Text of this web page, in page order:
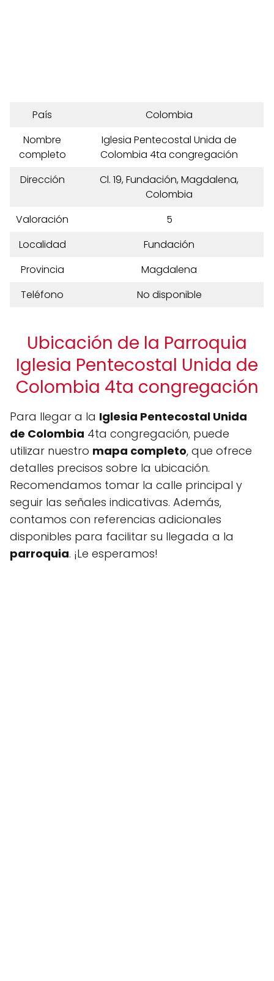
País
Colombia
Nombre
completo
Iglesia Pentecostal Unida de
Colombia 4ta congregación
Dirección
Cl. 19, Fundación, Magdalena,
Colombia
Valoración
5
Localidad
Fundación
Provincia
Magdalena
Teléfono
No disponible
Ubicación de la Parroquia
Iglesia Pentecostal Unida de
Colombia 4ta congregación
Para llegar a la Iglesia Pentecostal Unida
de Colombia 4ta congregación, puede
utilizar nuestro mapa completo, que ofrece
detalles precisos sobre la ubicación.
Recomendamos tomar la calle principal y
seguir las señales indicativas. Además,
contamos con referencias adicionales
disponibles para facilitar su llegada a la
parroquia. ¡Le esperamos!